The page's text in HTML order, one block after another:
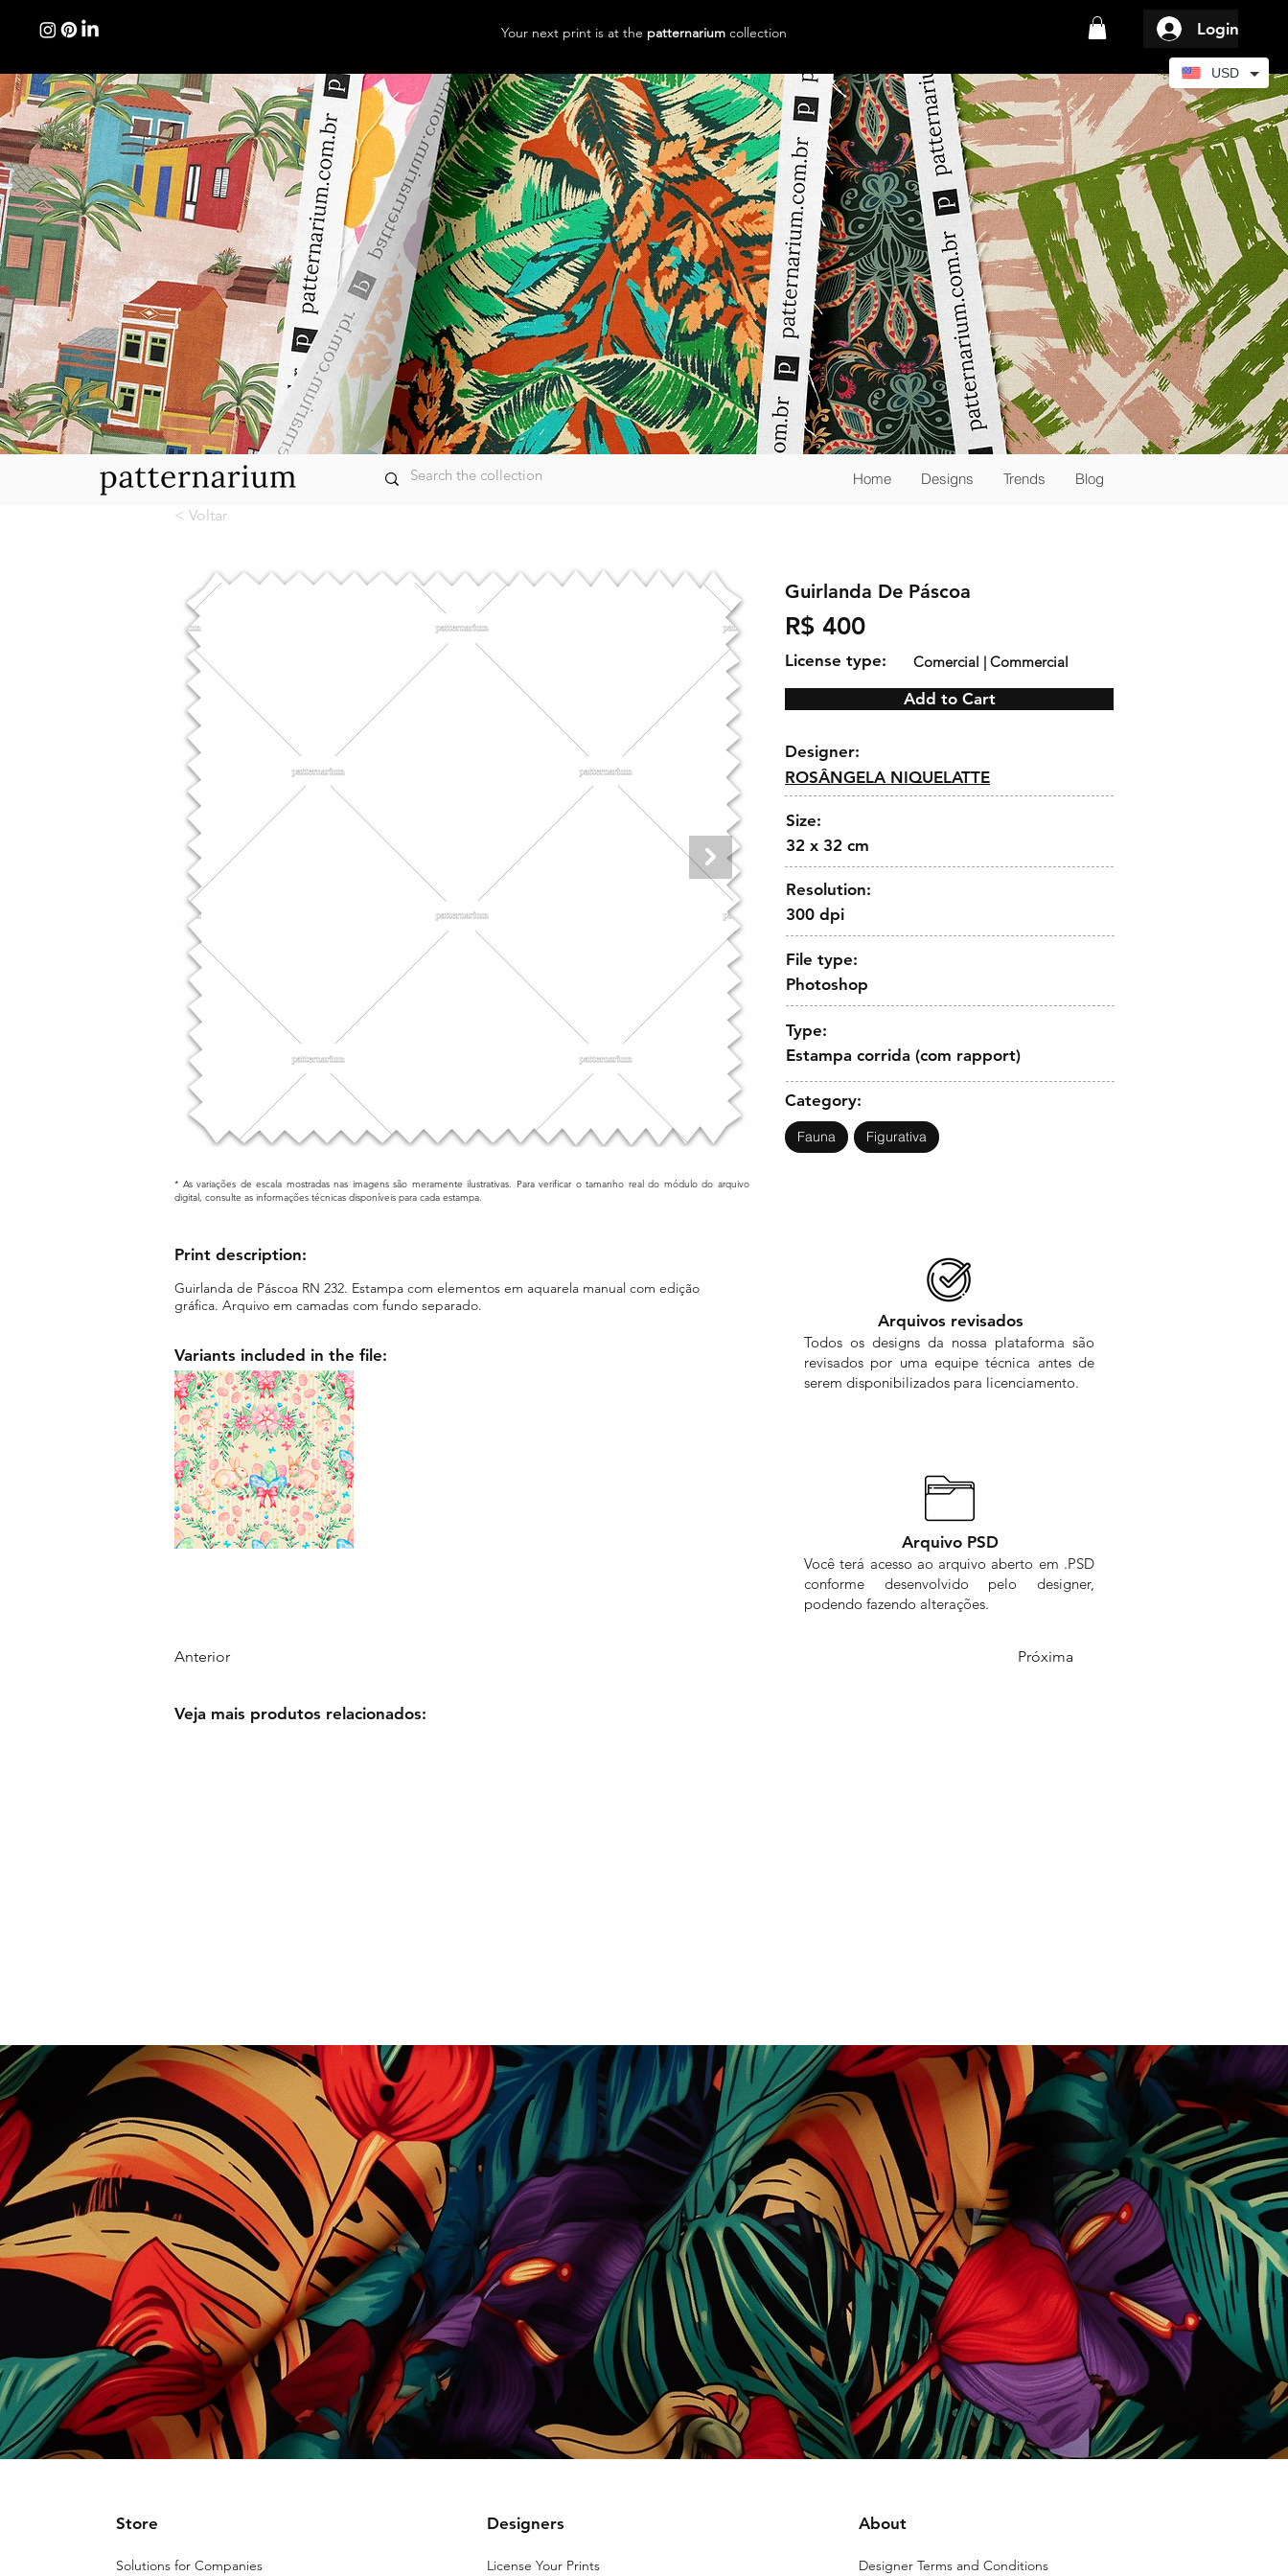
Your next print is at the patternariumcollection Login
Home Designs Trends
Blog
< Voltar
* As variações de escala mostradas nas imagens são meramente ilustrativas. Para verificar o tamanho real do módulo do arquivo
digital, consulte as informações técnicas disponíveis para cada estampa.
Guirlanda De Páscoa
R$ 400
License type: Comercial | Commercial
Add to Cart
Designer:
ROSÂNGELA NIQUELATTE
Size:
32 x 32 cm
Resolution:
300 dpi
File type:
Photoshop
Type:
Estampa corrida (com rapport)
Category:
Fauna Figurativa
Print description:
Guirlanda de Páscoa RN 232. Estampa com elementos em aquarela manual com edição
gráfica. Arquivo em camadas com fundo separado.
Variants included in the file:
Arquivos revisados
Todos os designs da nossa plataforma são
revisados por uma equipe técnica antes de
serem disponibilizados para licenciamento.
Arquivo PSD
Você terá acesso ao arquivo aberto em .PSD
conforme desenvolvido pelo designer,
podendo fazendo alterações.
Anterior Próxima
Veja mais produtos relacionados:
Store
Solutions for Companies
Designers
License Your Prints
About
Designer Terms and Conditions
USD